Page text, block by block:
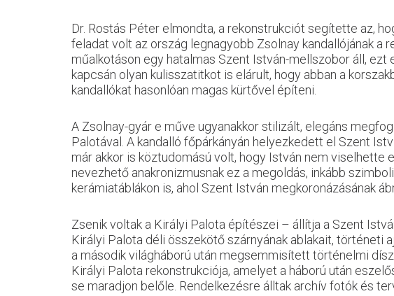
Dr. Rostás Péter elmondta, a rekonstrukciót segítette az,
feladat volt az ország legnagyobb Zsolnay kandallójának a
műalkotáson egy hatalmas Szent István-mellszobor áll,
kapcsán olyan kulisszatitkot is elárult, hogy abban a
kandallókat hasonlóan magas kürtővel építeni.
A Zsolnay-gyár e műve ugyanakkor stilizált, elegáns
Palotával. A kandalló főpárkányán helyezkedett el Szent
már akkor is köztudomású volt, hogy István nem viselhette
nevezhető anakronizmusnak ez a megoldás, inkább
kerámiatáblákon is, ahol Szent István megkoronázásának
Zsenik voltak a Királyi Palota építészei – állítja a Szent
Királyi Palota déli összekötő szárnyának ablakait,
a második világháború után megsemmisített történelmi
Királyi Palota rekonstrukciója, amelyet a háború után
se maradjon belőle. Rendelkezésre álltak archív fotók és